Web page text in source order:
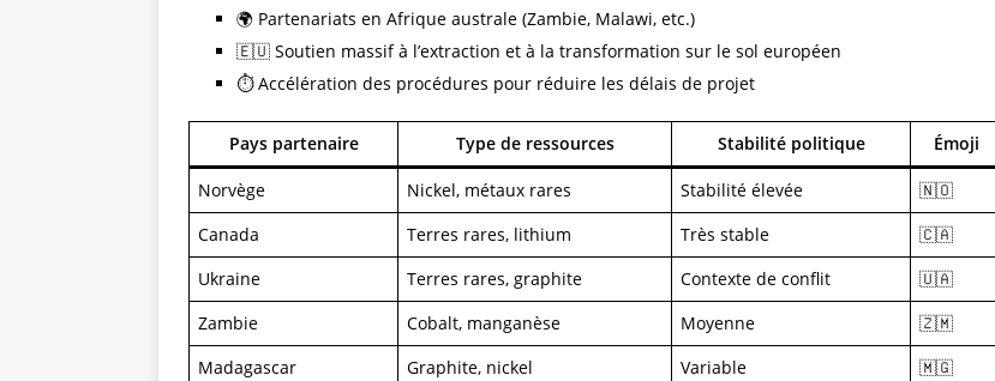
🌍 Partenariats en Afrique australe (Zambie, Malawi, etc.)
🇪🇺 Soutien massif à l’extraction et à la transformation sur le sol européen
⏱ Accélération des procédures pour réduire les délais de projet
Pays partenaire Type de ressources Stabilité politique Émoji
Norvège Nickel, métaux rares Stabilité élevée
🇳🇴
Canada
Terres rares, lithium Très stable
🇨🇦
Ukraine
Terres rares, graphite Contexte de conflit
🇺🇦
Zambie
Cobalt, manganèse Moyenne
🇿🇲
Madagascar
Graphite, nickel Variable 🇲🇬